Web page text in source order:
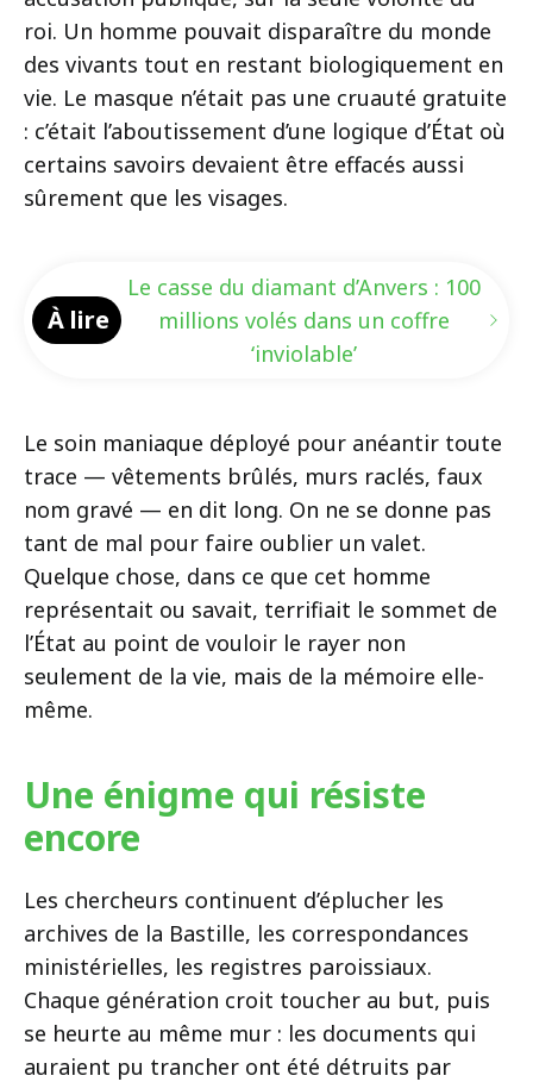
roi. Un homme pouvait disparaître du monde
des vivants tout en restant biologiquement en
vie. Le masque n’était pas une cruauté gratuite
: c’était l’aboutissement d’une logique d’État où
certains savoirs devaient être effacés aussi
sûrement que les visages.
À lire
Le casse du diamant d’Anvers : 100
millions volés dans un coffre
‘inviolable’
Le soin maniaque déployé pour anéantir toute
trace — vêtements brûlés, murs raclés, faux
nom gravé — en dit long. On ne se donne pas
tant de mal pour faire oublier un valet.
Quelque chose, dans ce que cet homme
représentait ou savait, terrifiait le sommet de
l’État au point de vouloir le rayer non
seulement de la vie, mais de la mémoire elle-
même.
Une énigme qui résiste
encore
Les chercheurs continuent d’éplucher les
archives de la Bastille, les correspondances
ministérielles, les registres paroissiaux.
Chaque génération croit toucher au but, puis
se heurte au même mur : les documents qui
auraient pu trancher ont été détruits par